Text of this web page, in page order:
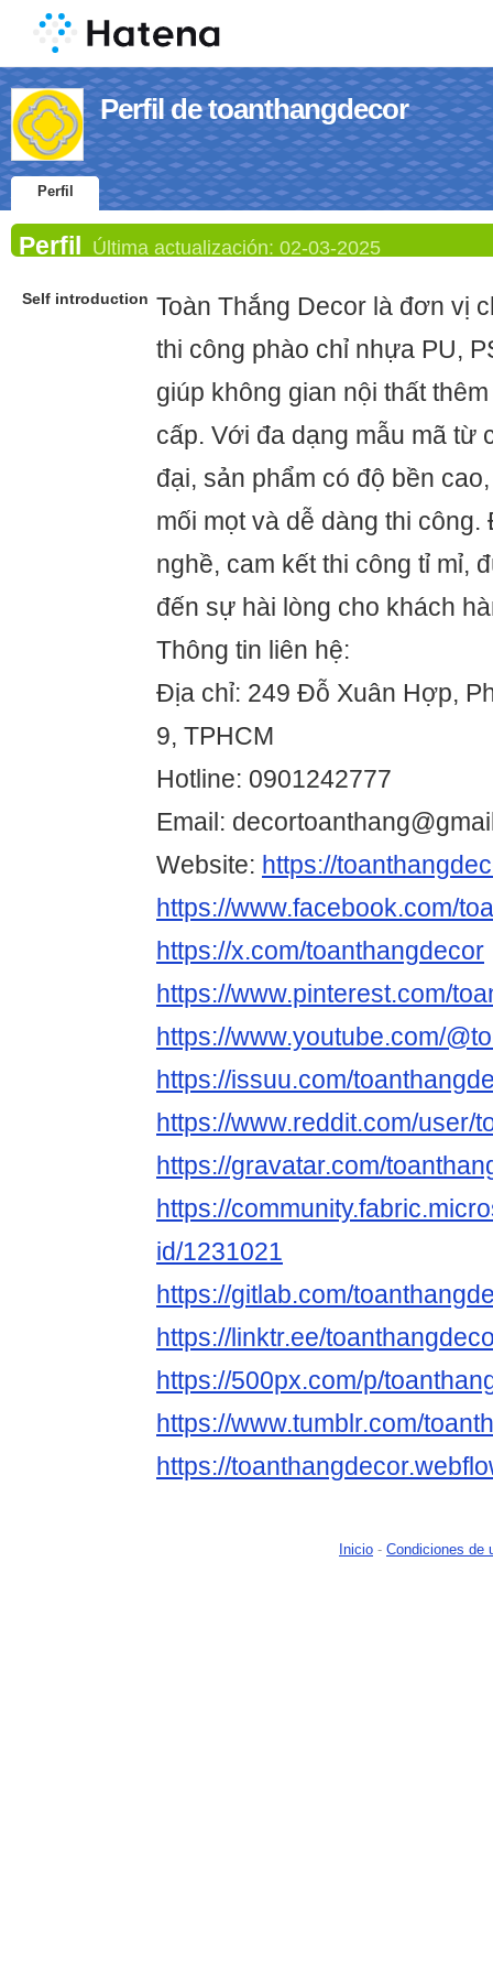
Perfil de toanthangdecor
Perfil
Perfil Última actualización: 02-03-2025
Self introduction Toàn Thắng Decor là đơn vị
thi công phào chỉ nhựa PU,
giúp không gian nội thất
cấp. Với đa dạng mẫu mã từ
đại, sản phẩm có độ bền
mối mọt và dễ dàng thi
nghề, cam kết thi công tỉ mỉ,
đến sự hài lòng cho khách
Thông tin liên hệ:
Địa chỉ: 249 Đỗ Xuân Hợp,
9, TPHCM
Hotline: 0901242777
Email:
Website: https://
https://www.facebook.com/
https://x.com/toanthangdecor
https://www.pinterest.com/
https://www.youtube.com/
https://issuu.com/
https://www.reddit.com/user/
https://gravatar.com/
https://
id/1231021
https://gitlab.com/
https://linktr.ee/
https://500px.com/p/
https://www.tumblr.com/
https://
Inicio - Condiciones de